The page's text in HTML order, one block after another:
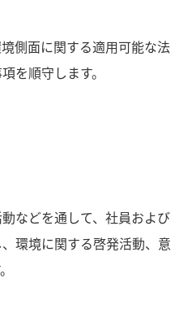
側面に関する適用可能な法
を順守します。
などを通して、社員および
環境に関する啓発活動、意